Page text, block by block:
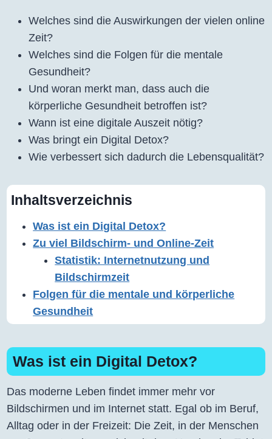
Welches sind die Auswirkungen der vielen online
Zeit?
Welches sind die Folgen für die mentale
Gesundheit?
Und woran merkt man, dass auch die
körperliche Gesundheit betroffen ist?
Wann ist eine digitale Auszeit nötig?
Was bringt ein Digital Detox?
Wie verbessert sich dadurch die Lebensqualität?
Inhaltsverzeichnis
Was ist ein Digital Detox?
Zu viel Bildschirm- und Online-Zeit
Statistik: Internetnutzung und
Bildschirmzeit
Folgen für die mentale und körperliche
Gesundheit
Was ist ein Digital Detox?
Das moderne Leben findet immer mehr vor
Bildschirmen und im Internet statt. Egal ob im Beruf,
Alltag oder in der Freizeit: Die Zeit, in der Menschen